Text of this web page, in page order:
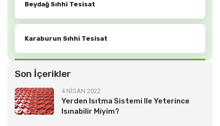
Beydağ Sıhhi Tesisat
Karaburun Sıhhi Tesisat
Son İçerikler
4 NİSAN 2022
Yerden Isıtma Sistemi Ile Yeterince
Isınabilir Miyim?